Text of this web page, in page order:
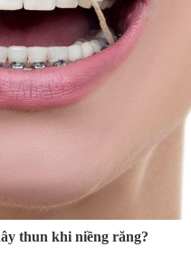
thun khi niềng răng?